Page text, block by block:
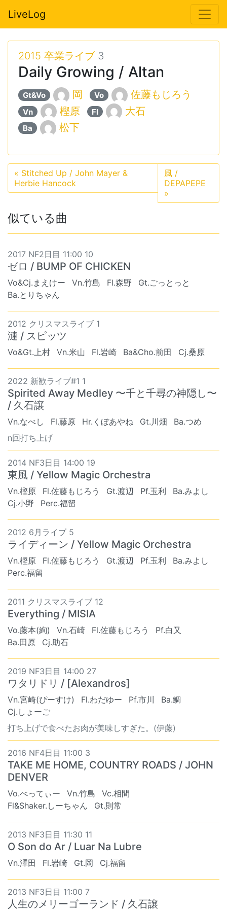
LiveLog
2015 卒業ライブ3
Daily Growing / Altan
Gt&Vo 岡 Vo 佐藤もじろう
Vn 樫原 Fl 大石
Ba 松下
« Stitched Up / John Mayer &
Herbie Hancock
風 /
DEPAPEPE
»
似ている曲
2017 NF2日目 11:00 10
ゼロ / BUMP OF CHICKEN
Vo&Cj.まえけー Vn.竹島 Fl.森野
Gt.ごっとっと
Ba.とりちゃん
2012 クリスマスライブ 1
漣 / スピッツ
Vo&Gt.上村 Vn.米山 Fl.岩崎 Ba&Cho.前田 Cj.桑原
2022 新歓ライブ#1 1
Spirited Away Medley 〜千と千尋の神隠し〜
/ 久石譲
Vn.なべし Fl.藤原 Hr.くぼあやね Gt.川畑
Ba.つめ
n回打ち上げ
2014 NF3日目 14:00 19
東風 / Yellow Magic Orchestra
Vn.樫原 Fl.佐藤もじろう Gt.渡辺 Pf.玉利
Ba.みよし
Cj.小野
Perc.福留
2012 6月ライブ 5
ライディーン / Yellow Magic Orchestra
Vn.樫原 Fl.佐藤もじろう Gt.渡辺 Pf.玉利
Ba.みよし
Perc.福留
2011 クリスマスライブ 12
Everything / MISIA
Vo.藤本(絢) Vn.石崎 Fl.佐藤もじろう
Pf.白又
Ba.田原
Cj.助石
2019 NF3日目 14:00 27
ワタリドリ / [Alexandros]
Vn.宮崎(ぴーすけ) Fl.わだゆー Pf.市川
Ba.鯛
Cj.しょーご
打ち上げで食べたお肉が美味しすぎた。(伊藤)
2016 NF4日目 11:00 3
TAKE ME HOME, COUNTRY ROADS / JOHN
DENVER
Vo.べってぃー Vn.竹島
Vc.相間
Fl&Shaker.しーちゃん
Gt.則常
2013 NF3日目 11:30 11
O Son do Ar / Luar Na Lubre
Vn.澤田 Fl.岩崎 Gt.岡 Cj.福留
2013 NF3日目 11:00 7
人生のメリーゴーランド / 久石譲